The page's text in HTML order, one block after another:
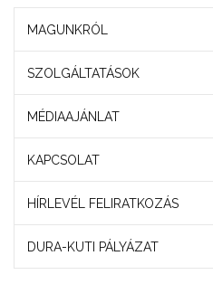
MAGUNKRÓL
SZOLGÁLTATÁSOK
MÉDIAAJÁNLAT
KAPCSOLAT
HÍRLEVÉL FELIRATKOZÁS
DURA-KUTI PÁLYÁZAT